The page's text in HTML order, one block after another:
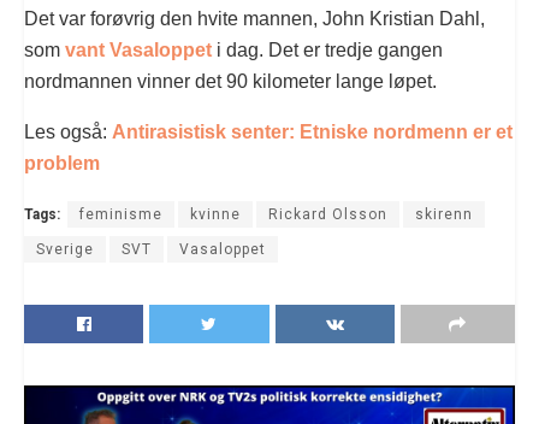
Det var forøvrig den hvite mannen, John Kristian Dahl,
som vant Vasaloppet i dag. Det er tredje gangen
nordmannen vinner det 90 kilometer lange løpet.
Les også: Antirasistisk senter: Etniske nordmenn er et
problem
Tags: feminisme kvinne Rickard Olsson skirenn
Sverige SVT Vasaloppet